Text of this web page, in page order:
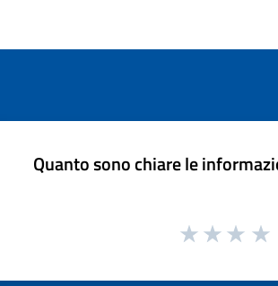
Quanto sono chiare le